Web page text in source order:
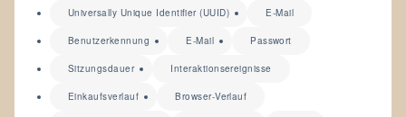
Universally Unique Identifier (UUID) E-Mail
Benutzerkennung E-Mail Passwort
Sitzungsdauer Interaktionsereignisse
Einkaufsverlauf Browser-Verlauf